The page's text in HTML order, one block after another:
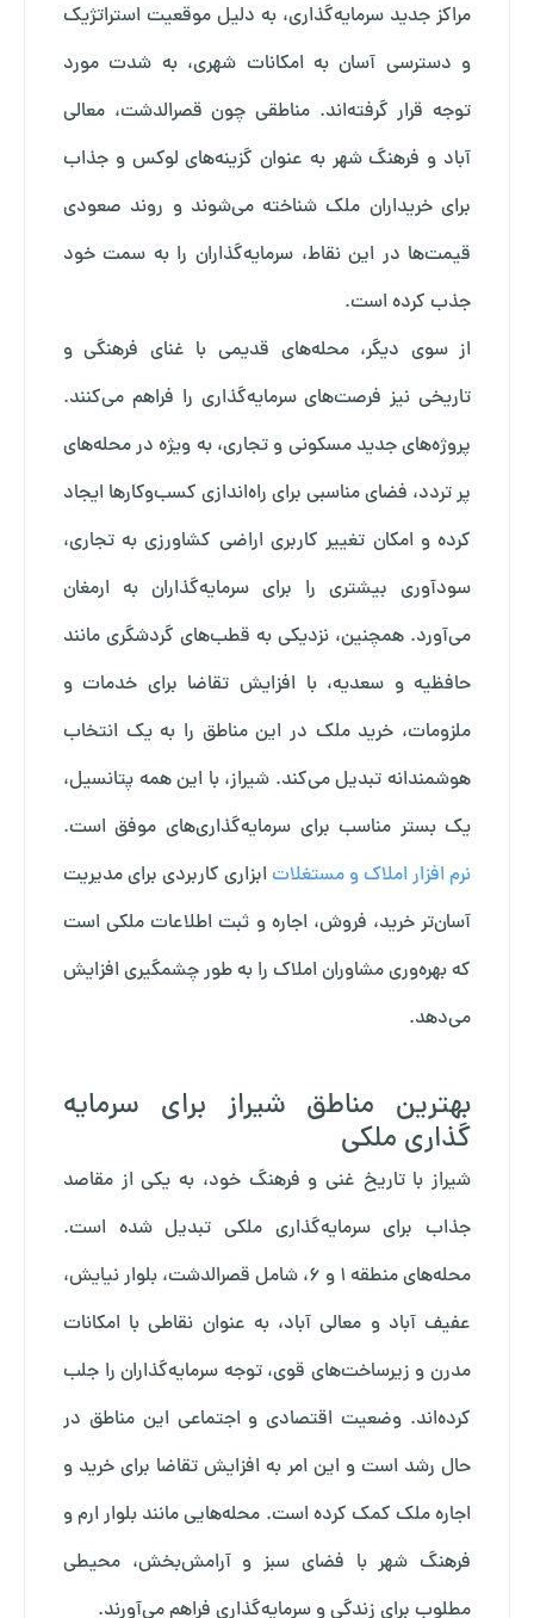
مراکز جدید سرمایه‌گذاری، به دلیل موقعیت استراتژیک
و دسترسی آسان به امکانات شهری، به شدت مورد
توجه قرار گرفته‌اند. مناطقی چون قصرالدشت، معالی
آباد و فرهنگ شهر به عنوان گزینه‌های لوکس و جذاب
برای خریداران ملک شناخته می‌شوند و روند صعودی
قیمت‌ها در این نقاط، سرمایه‌گذاران را به سمت خود
جذب کرده است.
از سوی دیگر، محله‌های قدیمی با غنای فرهنگی و
تاریخی نیز فرصت‌های سرمایه‌گذاری را فراهم می‌کنند.
پروژه‌های جدید مسکونی و تجاری، به ویژه در محله‌های
پر تردد، فضای مناسبی برای راه‌اندازی کسب‌وکارها ایجاد
کرده و امکان تغییر کاربری اراضی کشاورزی به تجاری،
سودآوری بیشتری را برای سرمایه‌گذاران به ارمغان
می‌آورد. همچنین، نزدیکی به قطب‌های گردشگری مانند
حافظیه و سعدیه، با افزایش تقاضا برای خدمات و
ملزومات، خرید ملک در این مناطق را به یک انتخاب
هوشمندانه تبدیل می‌کند. شیراز، با این همه پتانسیل،
یک بستر مناسب برای سرمایه‌گذاری‌های موفق است.
نرم افزار املاک و مستغلاتابزاری کاربردی برای مدیریت
آسان‌تر خرید، فروش، اجاره و ثبت اطلاعات ملکی است
که بهره‌وری مشاوران املاک را به طور چشمگیری افزایش
می‌دهد.
بهترین مناطق شیراز برای سرمایه
گذاری ملکی
شیراز با تاریخ غنی و فرهنگ خود، به یکی از مقاصد
جذاب برای سرمایه‌گذاری ملکی تبدیل شده است.
محله‌های منطقه 1 و 6، شامل قصرالدشت، بلوار نیایش،
عفیف آباد و معالی آباد، به عنوان نقاطی با امکانات
مدرن و زیرساخت‌های قوی، توجه سرمایه‌گذاران را جلب
کرده‌اند. وضعیت اقتصادی و اجتماعی این مناطق در
حال رشد است و این امر به افزایش تقاضا برای خرید و
اجاره ملک کمک کرده است. محله‌هایی مانند بلوار ارم و
فرهنگ شهر با فضای سبز و آرامش‌بخش، محیطی
مطلوب برای زندگی و سرمایه‌گذاری فراهم می‌آورند.